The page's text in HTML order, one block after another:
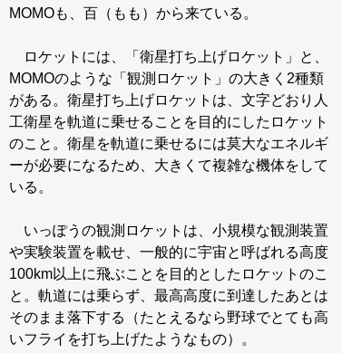
MOMOも、百（もも）から来ている。
ロケットには、「衛星打ち上げロケット」と、
MOMOのような「観測ロケット」の大きく2種類
がある。衛星打ち上げロケットは、文字どおり人
工衛星を軌道に乗せることを目的にしたロケット
のこと。衛星を軌道に乗せるには莫大なエネルギ
ーが必要になるため、大きくて複雑な機体をして
いる。
いっぽうの観測ロケットは、小規模な観測装置
や実験装置を載せ、一般的に宇宙と呼ばれる高度
100km以上に飛ぶことを目的としたロケットのこ
と。軌道には乗らず、最高高度に到達したあとは
そのまま落下する（たとえるなら野球でとても高
いフライを打ち上げたようなもの）。